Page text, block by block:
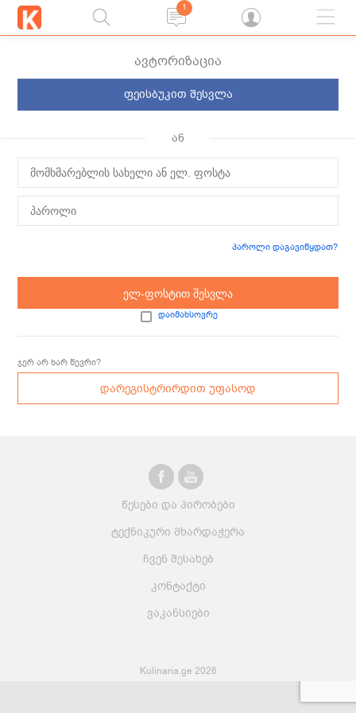
1
ავტორიზაცია
ფეისბუკით შესვლა
ან
პაროლი დაგავიწყდათ?
ელ-ფოსტით შესვლა
დაიმახსოვრე
ჯერ არ ხარ წევრი?
დარეგისტრირდით უფასოდ
ჩვენ შესახებ
კონტაქტი
ვაკანსიები
წესები და პირობები
ტექნიკური მხარდაჭერა
Kulinaria.ge 2026